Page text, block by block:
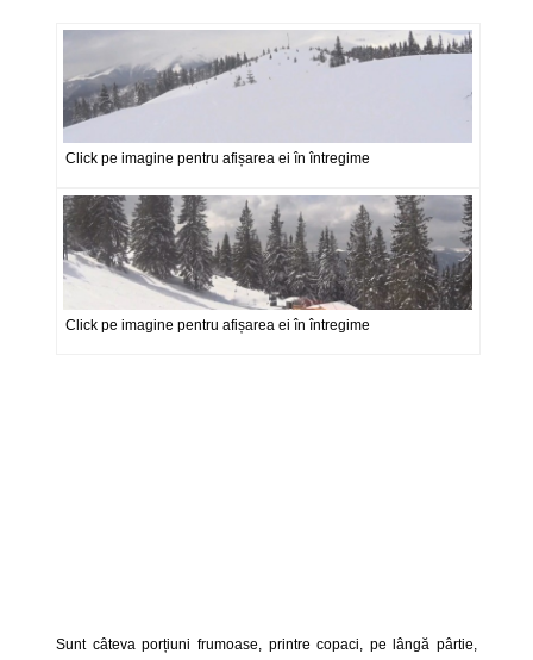
Click pe imagine pentru afișarea ei în întregime
Click pe imagine pentru afișarea ei în întregime
Sunt câteva porțiuni frumoase, printre copaci, pe lângă pârtie,